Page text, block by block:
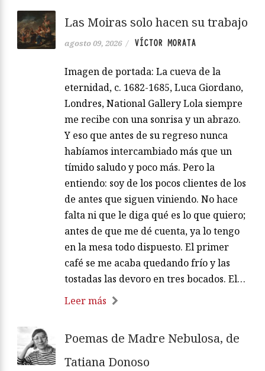
Las Moiras solo hacen su trabajo
agosto 09, 2026 / VÍCTOR MORATA
Imagen de portada: La cueva de la
eternidad, c. 1682-1685, Luca Giordano,
Londres, National Gallery Lola siempre
me recibe con una sonrisa y un abrazo.
Y eso que antes de su regreso nunca
habíamos intercambiado más que un
tímido saludo y poco más. Pero la
entiendo: soy de los pocos clientes de los
de antes que siguen viniendo. No hace
falta ni que le diga qué es lo que quiero;
antes de que me dé cuenta, ya lo tengo
en la mesa todo dispuesto. El primer
café se me acaba quedando frío y las
tostadas las devoro en tres bocados. El…
Leer más
Poemas de Madre Nebulosa, de
Tatiana Donoso